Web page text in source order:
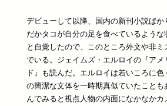
デビューして以降、国内の新刊小説ばか
だかタコが自分の足を食べているような
と自覚したので、このところ外文や非ミ
でいる。ジェイムズ・エルロイの『アメ
ド』も読んだ。エルロイは若いころに
の簡潔な文体を一時期真似ていたことも
んでみると視点人物の内面になかなかカ